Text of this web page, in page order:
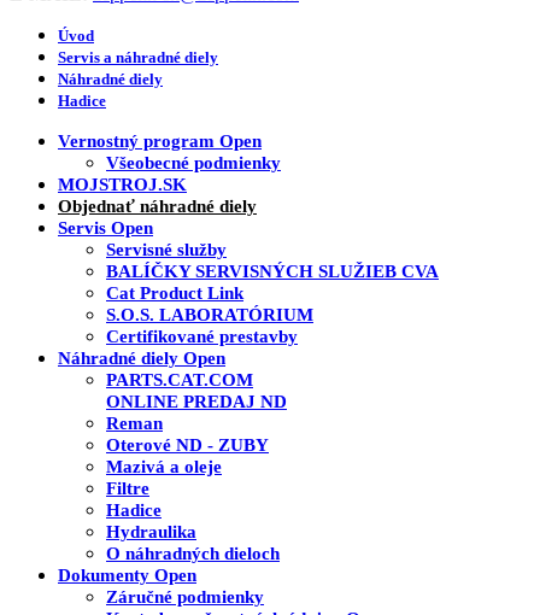
Úvod
Servis a náhradné diely
Náhradné diely
Hadice
Vernostný program Open
Všeobecné podmienky
MOJSTROJ.SK
Objednať náhradné diely
Servis Open
Servisné služby
BALÍČKY SERVISNÝCH SLUŽIEB CVA
Cat Product Link
S.O.S. LABORATÓRIUM
Certifikované prestavby
Náhradné diely Open
PARTS.CAT.COM
ONLINE PREDAJ ND
Reman
Oterové ND - ZUBY
Mazivá a oleje
Filtre
Hadice
Hydraulika
O náhradných dieloch
Dokumenty Open
Záručné podmienky